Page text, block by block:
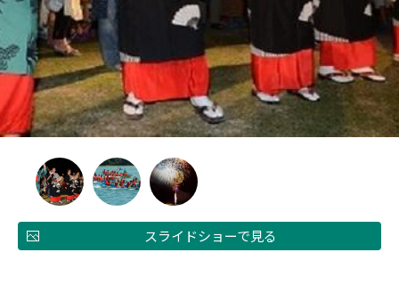
スライドショーで見る